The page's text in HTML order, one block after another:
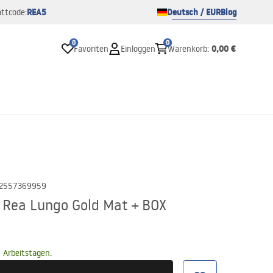
REA5 Deutsch / EURBlog
0
Favoriten Einloggen
0
Warenkorb: 0,00 €
Lungo Gold Mat + BOX